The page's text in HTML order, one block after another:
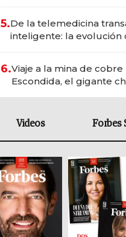
5.De la telemedicina
inteligente: la evolución
6.Viaje a la mina de
Escondida, el gigante
Videos Forbes